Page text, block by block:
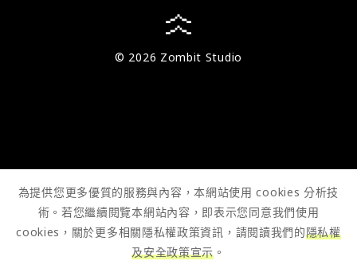
© 2026 Zombit Studio
為提供您更多優質的服務與內容，本網站使用 cookies 分析技
術。若您繼續閱覽本網站內容，即表示您同意我們使用
cookies，關於更多相關隱私權政策資訊，請閱讀我們的隱私權
及安全政策宣示 。